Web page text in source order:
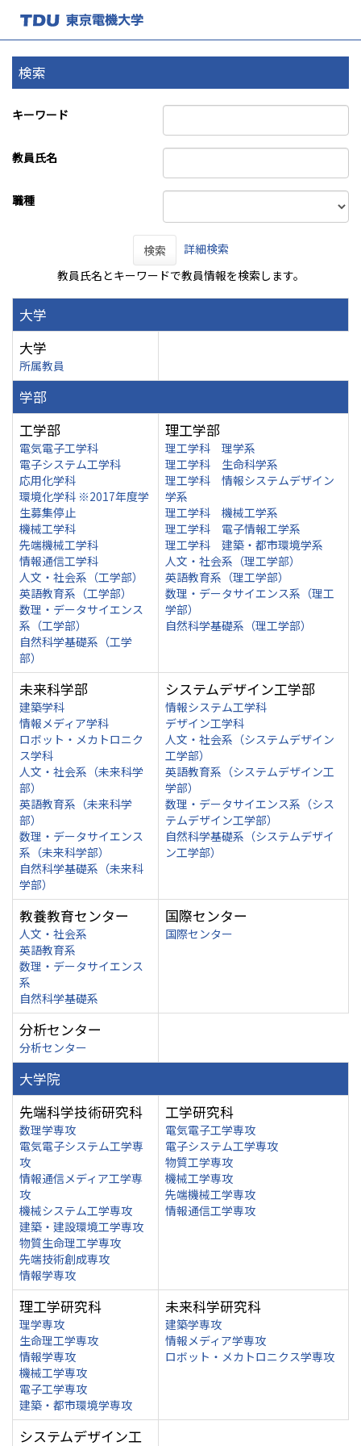
検索
キーワード
教員氏名
職種
検索
詳細検索
教員氏名とキーワードで教員情報を検索します。
大学
大学
所属教員
学部
工学部
電気電子工学科
電子システム工学科
応用化学科
環境化学科 ※2017年度学
生募集停止
機械工学科
先端機械工学科
情報通信工学科
人文・社会系（工学部）
英語教育系（工学部）
数理・データサイエンス
系（工学部）
自然科学基礎系（工学
部）
理工学部
理工学科 理学系
理工学科 生命科学系
理工学科 情報システムデザイン
学系
理工学科 機械工学系
理工学科 電子情報工学系
理工学科 建築・都市環境学系
人文・社会系（理工学部）
英語教育系（理工学部）
数理・データサイエンス系（理工
学部）
自然科学基礎系（理工学部）
未来科学部
建築学科
情報メディア学科
ロボット・メカトロニク
ス学科
人文・社会系（未来科学
部）
英語教育系（未来科学
部）
数理・データサイエンス
系（未来科学部）
自然科学基礎系（未来科
学部）
システムデザイン工学部
情報システム工学科
デザイン工学科
人文・社会系（システムデザイン
工学部）
英語教育系（システムデザイン工
学部）
数理・データサイエンス系（シス
テムデザイン工学部）
自然科学基礎系（システムデザイ
ン工学部）
教養教育センター
人文・社会系
英語教育系
数理・データサイエンス
系
自然科学基礎系
国際センター
国際センター
分析センター
分析センター
大学院
先端科学技術研究科
数理学専攻
電気電子システム工学専
攻
情報通信メディア工学専
攻
機械システム工学専攻
建築・建設環境工学専攻
物質生命理工学専攻
先端技術創成専攻
情報学専攻
工学研究科
電気電子工学専攻
電子システム工学専攻
物質工学専攻
機械工学専攻
先端機械工学専攻
情報通信工学専攻
理工学研究科
理学専攻
生命理工学専攻
情報学専攻
機械工学専攻
電子工学専攻
建築・都市環境学専攻
未来科学研究科
建築学専攻
情報メディア学専攻
ロボット・メカトロニクス学専攻
システムデザイン工